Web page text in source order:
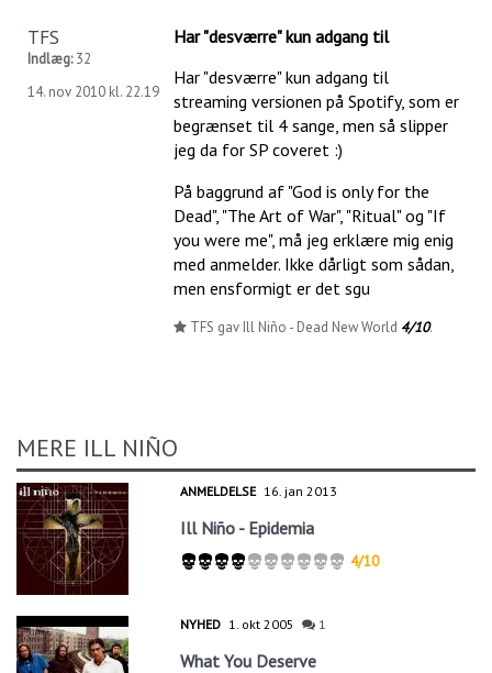
TFS
Indlæg:32
14. nov 2010 kl. 22.19
Har "desværre" kun adgang til
Har "desværre" kun adgang til
streaming versionen på Spotify, som er
begrænset til 4 sange, men så slipper
jeg da for SP coveret :)
På baggrund af "God is only for the
Dead", "The Art of War", "Ritual" og "If
you were me", må jeg erklære mig enig
med anmelder. Ikke dårligt som sådan,
men ensformigt er det sgu
TFS gav Ill Niño - Dead New World 4/10.
MERE ILL NIÑO
ANMELDELSE 16. jan 2013
Ill Niño - Epidemia
4/10
NYHED 1. okt 2005 1
What You Deserve